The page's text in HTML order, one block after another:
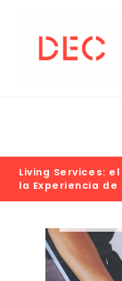
Living Services:
la Experiencia de